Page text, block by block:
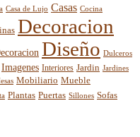
Casa de Lujo Casas Cocina
Decoracion
Diseño Dulceros
Imagenes Interiores Jardin Jardines
Mobiliario Mueble
Plantas Puertas Sillones Sofas